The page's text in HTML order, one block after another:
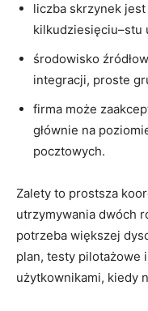
liczba skrzynek jest
kilkudziesięciu–stu
środowisko
integracji, proste
firma może
głównie na
pocztowych.
Zalety to prostsza
utrzymywania dwóch
potrzeba większej
plan, testy pilotażowe
użytkownikami, kiedy